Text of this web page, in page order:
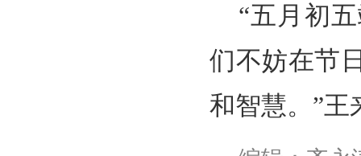
“五月初
们不妨在节
和智慧。”王